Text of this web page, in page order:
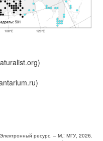
ресурс. – М.: МГУ, 2026.